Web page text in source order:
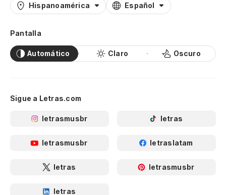
Hispanoamérica Español
Pantalla
Automático Claro Oscuro
Sigue a Letras.com
letrasmusbr letras
letrasmusbr letraslatam
letras letrasmusbr
letras